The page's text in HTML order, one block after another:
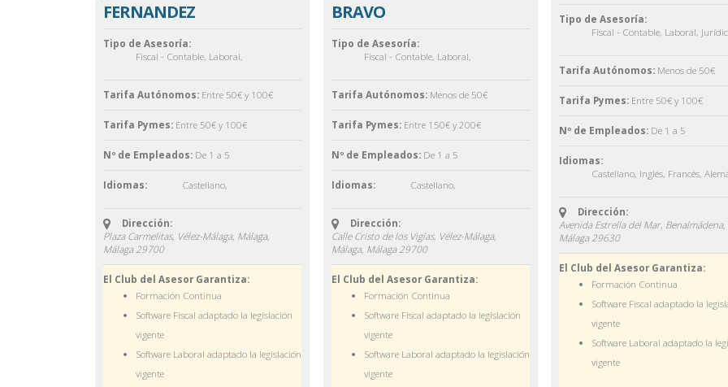
FERNANDEZ
Tipo de Asesoría:
Fiscal - Contable, Laboral,
Tarifa Autónomos: Entre 50€ y 100€
Tarifa Pymes: Entre 50€ y 100€
Nº de Empleados: De 1 a 5
Idiomas: Castellano,
Dirección:
Plaza Carmelitas, Vélez-Málaga, Málaga,
Málaga 29700
El Club del Asesor Garantiza:
Formación Continua
Software Fiscal adaptado la legislación
vigente
Software Laboral adaptado la legislación
vigente
BRAVO
Tipo de Asesoría:
Fiscal - Contable, Laboral,
Tarifa Autónomos: Menos de 50€
Tarifa Pymes: Entre 150€ y 200€
Nº de Empleados: De 1 a 5
Idiomas: Castellano,
Dirección:
Calle Cristo de los Vigías, Vélez-Málaga,
Málaga, Málaga 29700
El Club del Asesor Garantiza:
Formación Continua
Software Fiscal adaptado la legislación
vigente
Software Laboral adaptado la legislación
vigente
Tipo de Asesoría:
Fiscal - Contable, Laboral,
Tarifa Autónomos: Menos de 50€
Tarifa Pymes: Entre 50€ y 100€
Nº de Empleados: De 1 a 5
Idiomas:
Castellano, Inglés, Francés,
Dirección:
Avenida Estrella del Mar, Benalmádena,
Málaga 29630
El Club del Asesor Garantiza:
Formación Continua
Software Fiscal adaptado la
vigente
Software Laboral adaptado la
vigente